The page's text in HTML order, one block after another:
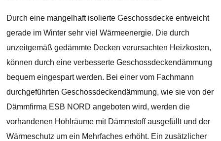
Durch eine mangelhaft isolierte Geschossdecke entweicht
gerade im Winter sehr viel Wärmeenergie. Die durch
unzeitgemäß gedämmte Decken verursachten Heizkosten,
können durch eine verbesserte Geschossdeckendämmung
bequem eingespart werden. Bei einer vom Fachmann
durchgeführten Geschossdeckendämmung, wie sie von der
Dämmfirma ESB NORD angeboten wird, werden die
vorhandenen Hohlräume mit Dämmstoff ausgefüllt und der
Wärmeschutz um ein Mehrfaches erhöht. Ein zusätzlicher